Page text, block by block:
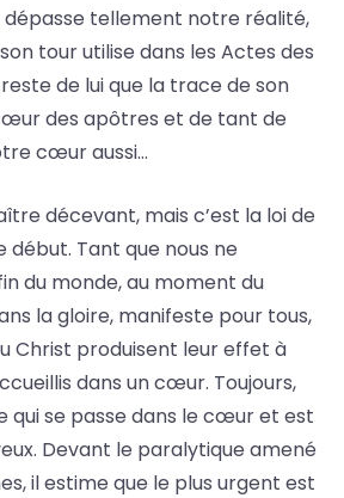
dépasse tellement notre réalité,
tour utilise dans les Actes des
de lui que la trace de son
des apôtres et de tant de
cœur aussi…
décevant, mais c’est la loi de
début. Tant que nous ne
du monde, au moment du
la gloire, manifeste pour tous,
Christ produisent leur effet à
dans un cœur. Toujours,
qui se passe dans le cœur et est
Devant le paralytique amené
il estime que le plus urgent est